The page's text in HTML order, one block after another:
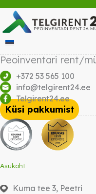
Peoinventari rent/
+372 53 565 100
info@telgirent24.ee
Telgirent24.ee
Küsi pakkumist
Asukoht
Kuma tee 3, Peetri